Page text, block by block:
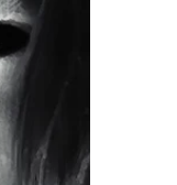
сценарий